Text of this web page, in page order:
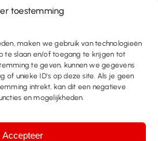
toestemming
maken we gebruik van technologieën
te slaan en/of toegang te krijgen tot
te geven, kunnen we gegevens
of unieke ID's op deze site. Als je geen
intrekt, kan dit een negatieve
en mogelijkheden.
Accepteer
woning met
114